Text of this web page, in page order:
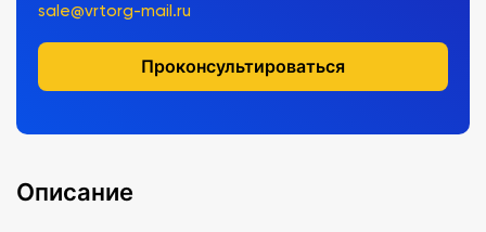
sale@vrtorg-mail.ru
Проконсультироваться
Описание